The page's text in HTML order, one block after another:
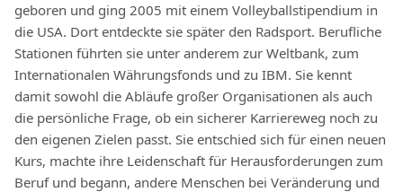
geboren und ging 2005 mit einem Volleyballstipendium in
die USA. Dort entdeckte sie später den Radsport. Berufliche
Stationen führten sie unter anderem zur Weltbank, zum
Internationalen Währungsfonds und zu IBM. Sie kennt
damit sowohl die Abläufe großer Organisationen als auch
die persönliche Frage, ob ein sicherer Karriereweg noch zu
den eigenen Zielen passt. Sie entschied sich für einen neuen
Kurs, machte ihre Leidenschaft für Herausforderungen zum
Beruf und begann, andere Menschen bei Veränderung und